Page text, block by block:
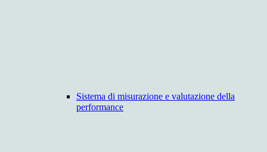
Sistema di misurazione e valutazione della
performance